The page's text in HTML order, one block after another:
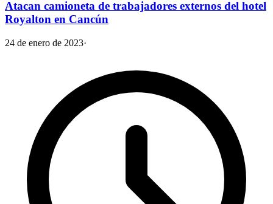
Atacan camioneta de trabajadores externos del hotel
Royalton en Cancún
24 de enero de 2023·